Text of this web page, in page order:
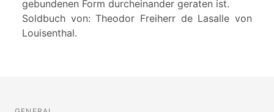
gebundenen Form durcheinander geraten ist.
Soldbuch von: Theodor Freiherr de Lasalle von
Louisenthal.